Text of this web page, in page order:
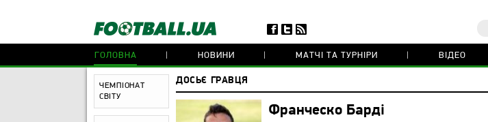
ГОЛОВНА НОВИНИ МАТЧІ ТА ТУРНІРИ ВІДЕО
ЧЕМПІОНАТ
СВІТУ
ДОСЬЄ ГРАВЦЯ
Франческо Барді